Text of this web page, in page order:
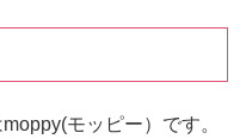
モッピー）です。